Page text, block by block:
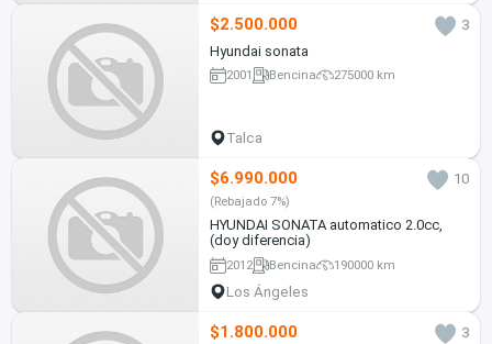
$2.500.000
3
Hyundai sonata
2001 Bencina 275000 km
Talca
$6.990.000 10
(Rebajado 7%)
HYUNDAI SONATA automatico 2.0cc,
(doy diferencia)
2012 Bencina 190000 km
Los Ángeles
$1.800.000 3